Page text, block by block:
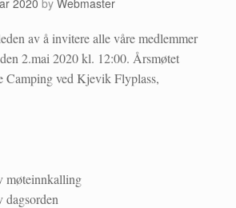
2020 by Webmaster
av å invitere alle våre medlemmer
2.mai 2020 kl. 12:00. Årsmøtet
Camping ved Kjevik Flyplass,
møteinnkalling